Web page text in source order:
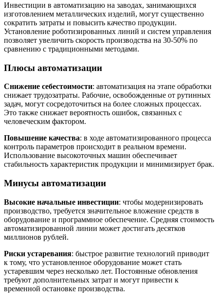
Инвестиции в автоматизацию на заводах, занимающихся
изготовлением металлических изделий, могут существенно
сократить затраты и повысить качество продукции.
Установление роботизированных линий и систем управления
позволяет увеличить скорость производства на 30-50% по
сравнению с традиционными методами.
Плюсы автоматизации
Снижение себестоимости: автоматизация на этапе обработки
снижает трудозатраты. Рабочие, освобожденные от рутинных
задач, могут сосредоточиться на более сложных процессах.
Это также снижает вероятность ошибок, связанных с
человеческим фактором.
Повышение качества: в ходе автоматизированного процесса
контроль параметров происходит в реальном времени.
Использование высокоточных машин обеспечивает
стабильность характеристик продукции и минимизирует брак.
Минусы автоматизации
Высокие начальные инвестиции: чтобы модернизировать
производство, требуется значительное вложение средств в
оборудование и программное обеспечение. Средняя стоимость
автоматизированной линии может достигать десятков
миллионов рублей.
Риски устаревания: быстрое развитие технологий приводит
к тому, что установленное оборудование может стать
устаревшим через несколько лет. Постоянные обновления
требуют дополнительных затрат и могут привести к
временной остановке производства.